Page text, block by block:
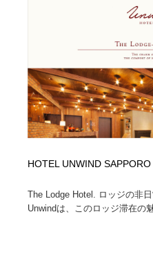
求人・採用・転職・就職・人材紹
健康・医療・福祉・病院・歯医
健康・医療・福祉・病院・歯医
金融・銀行・投資・保険・M&A
金融・銀行・投資・保険・M&A
起業・事業支援・ボランティア
起業・事業支援・ボランティア
教育・スクール・保育・幼稚園
校
校
テクノロジー・AI・人工知能・
イン
HOTEL UNWIND
The Lodge Hotel. ロッジの非
Unwindは、このロッジ滞在の